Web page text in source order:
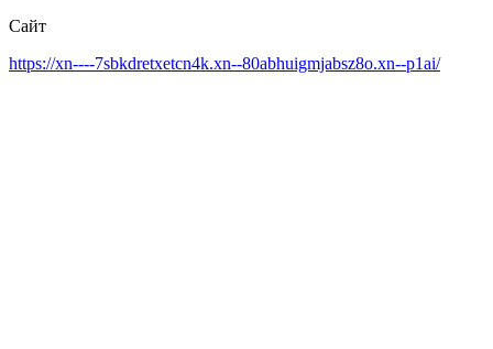
Сайт
https://xn----7sbkdretxetcn4k.xn--80abhuigmjabsz8o.xn--p1ai/